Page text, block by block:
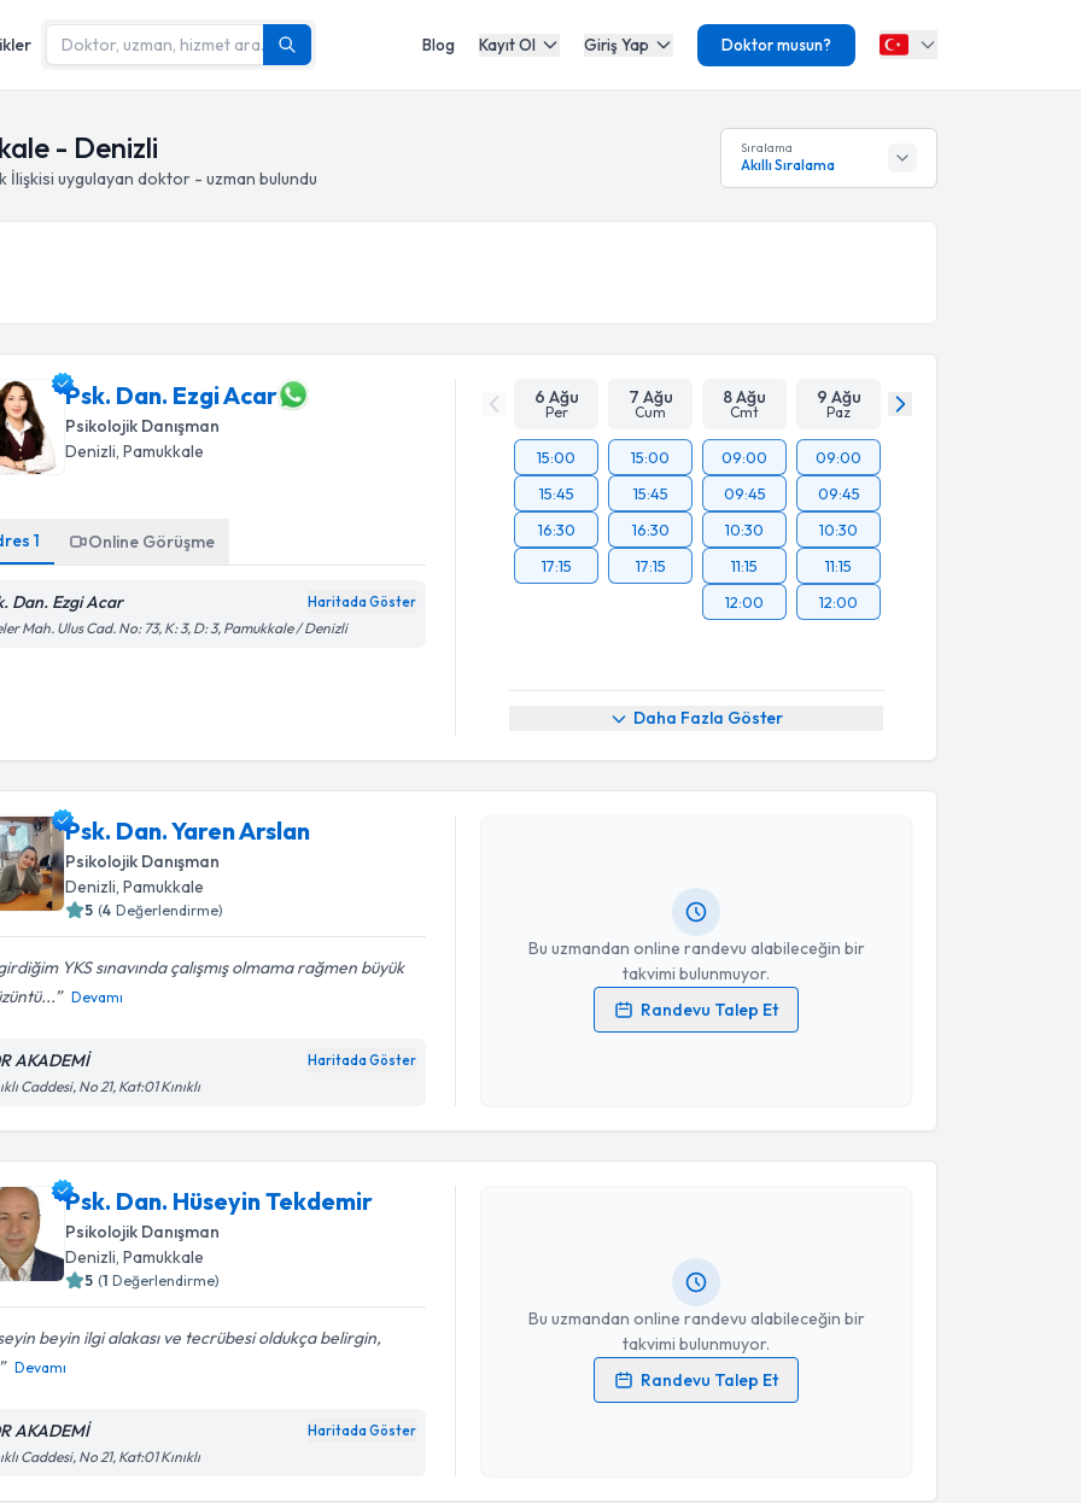
Blog Kayıt Ol Giriş Yap Doktor musun?
- Denizli
İlişkisi uygulayan doktor - uzman bulundu
Sıralama
Akıllı Sıralama
Psk. Dan. Ezgi Acar
Psikolojik Danışman
Denizli, Pamukkale
1 Online Görüşme
Dan. Ezgi Acar Haritada Göster
Mah. Ulus Cad. No: 73, K: 3, D: 3, Pamukkale / Denizli
6 Ağu
Per
7 Ağu
Cum
8 Ağu
Cmt
9 Ağu
Paz
15:00
15:45
16:30
17:15
15:00
15:45
16:30
17:15
09:00
09:45
10:30
11:15
12:00
09:00
09:45
10:30
11:15
12:00
Daha Fazla Göster
Psk. Dan. Yaren Arslan
Psikolojik Danışman
Denizli , Pamukkale
5 (4 Değerlendirme)
YKS sınavında çalışmış olmama rağmen büyük
Devamı
AKADEMİ Haritada Göster
Caddesi, No 21, Kat:01 Kınıklı
Bu uzmandan online randevu alabileceğin bir
takvimi bulunmuyor.
Randevu Talep Et
Randevu Takvimi Talebi
Psk. Dan. Yaren Arslan
Kişisel verilerimin işlenmesine ilişkinAydınlatma Metni
Takvim Talebini Gönder
Psk. Dan. Hüseyin Tekdemir
Psikolojik Danışman
Denizli , Pamukkale
5 (1 Değerlendirme)
beyin ilgi alakası ve tecrübesi oldukça belirgin,
Devamı
AKADEMİ Haritada Göster
Caddesi, No 21, Kat:01 Kınıklı
Bu uzmandan online randevu alabileceğin bir
takvimi bulunmuyor.
Randevu Talep Et
Randevu Takvimi Talebi
Psk. Dan. Hüseyin Tekdemir
Kişisel verilerimin işlenmesine ilişkinAydınlatma Metni